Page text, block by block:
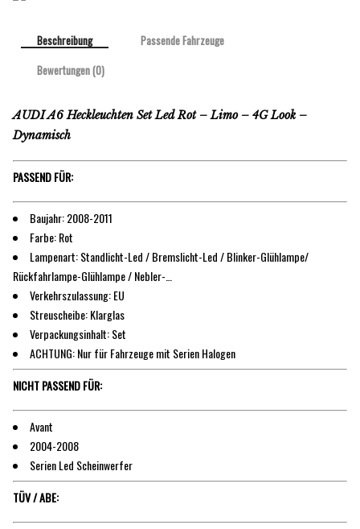
Beschreibung
Passende Fahrzeuge
Bewertungen (0)
AUDI A6 Heckleuchten Set Led Rot – Limo – 4G Look –
Dynamisch
PASSEND FÜR:
Baujahr: 2008-2011
Farbe: Rot
Lampenart: Standlicht-Led / Bremslicht-Led / Blinker-Glühlampe/
Rückfahrlampe-Glühlampe / Nebler-…
Verkehrszulassung: EU
Streuscheibe: Klarglas
Verpackungsinhalt: Set
ACHTUNG: Nur für Fahrzeuge mit Serien Halogen
NICHT PASSEND FÜR:
Avant
2004-2008
Serien Led Scheinwerfer
TÜV / ABE: